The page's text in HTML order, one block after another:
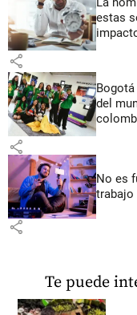
estas
share
del
share
No es
trabajo
share
Te puede